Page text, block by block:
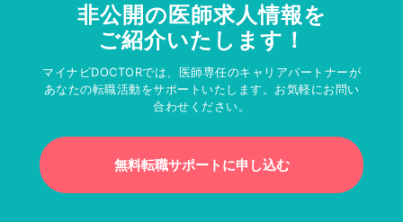
非公開の医師求人情報を
ご紹介いたします！
マイナビDOCTORでは、医師専任のキャリアパートナーが
あなたの転職活動をサポートいたします。お気軽にお問い
合わせください。
無料転職サポートに申し込む